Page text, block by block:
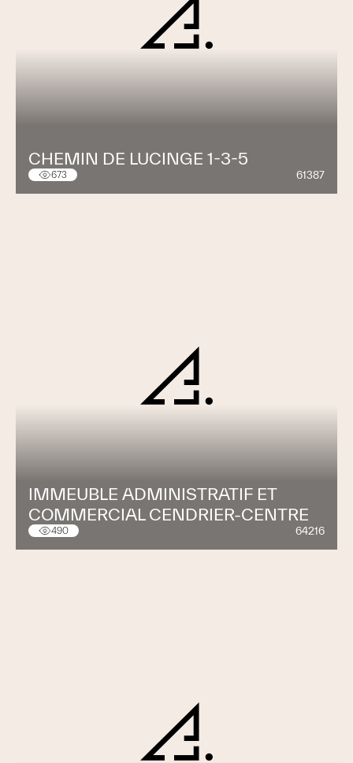
CHEMIN DE LUCINGE 1-3-5
673 61387
IMMEUBLE ADMINISTRATIF ET
COMMERCIAL CENDRIER-CENTRE
490 64216